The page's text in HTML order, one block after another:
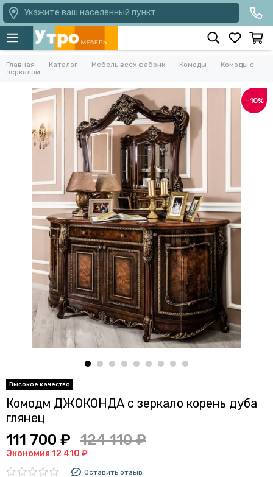
Укажите ваш населённый пункт
Главная Каталог Мебель всех фабрик Комоды
Комоды с
зеркалом
−10%
Комодм ДЖОКОНДА с зеркало корень дуба
глянец
111 700 ₽ 124 110 ₽
Экономия 12 410 ₽
Оставить отзыв